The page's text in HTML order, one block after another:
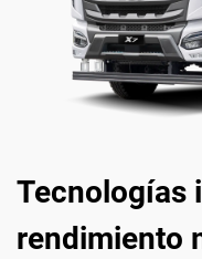
Tecnologías
rendimiento